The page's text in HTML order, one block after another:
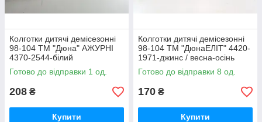
Колготки дитячі демісезонні
98-104 ТМ "Дюна" АЖУРНІ
4370-2544-білий
Готово до відправки 1 од.
208 ₴
Купити
Колготки дитячі демісезонні
98-104 ТМ "ДюнаЕЛІТ" 4420-
1971-джинс / весна-осінь
Готово до відправки 8 од.
170 ₴
Купити